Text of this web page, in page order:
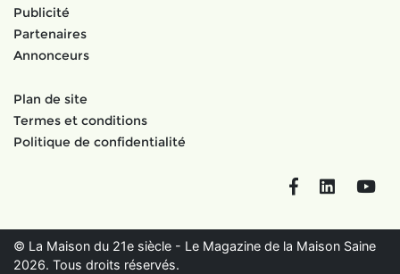
Publicité
Partenaires
Annonceurs
Plan de site
Termes et conditions
Politique de confidentialité
FacebookLinkedIn
© La Maison du 21e siècle - Le Magazine de la Maison Saine
2026. Tous droits réservés.